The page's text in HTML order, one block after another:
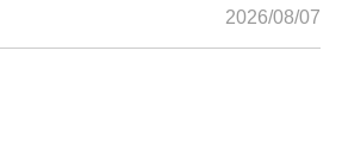
2026/08/07